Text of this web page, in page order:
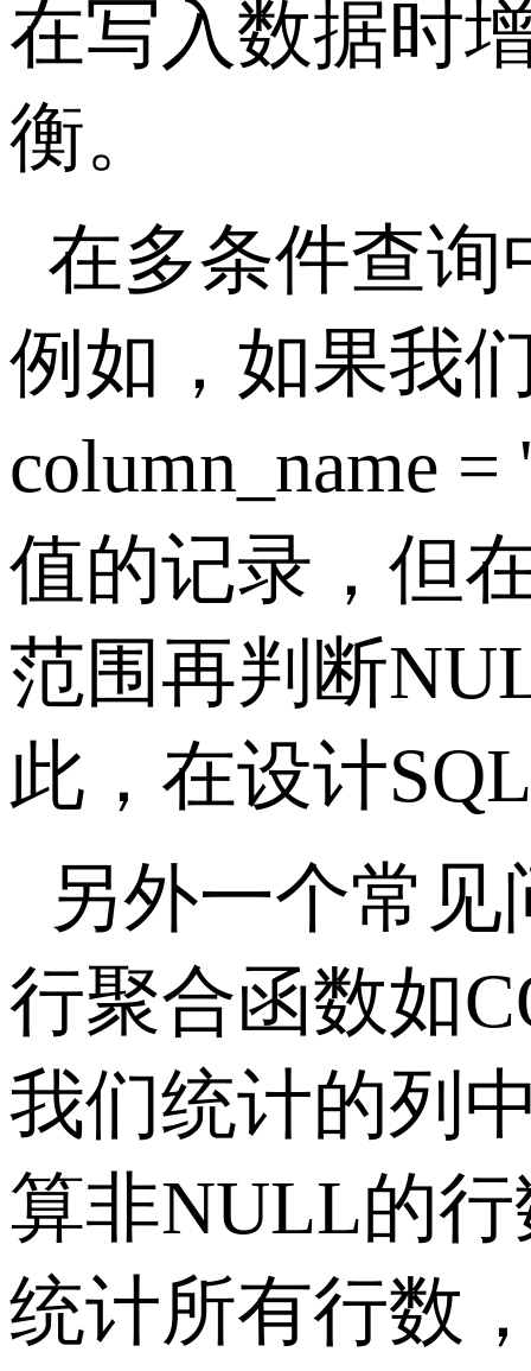
在写入数据时
衡。
在多条件查询
例如，如果我
column_name
值的记录，但
范围再判断
此，在设计SQL
另外一个常
行聚合函数如
我们统计的列
算非NULL的
统计所有行数